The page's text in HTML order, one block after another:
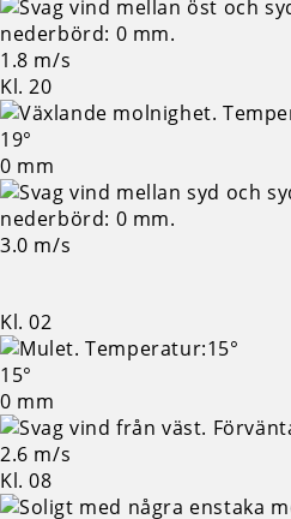
1.8 m/s
Kl. 20
19°
0 mm
3.0 m/s
Kl. 02
15°
0 mm
2.6 m/s
Kl. 08